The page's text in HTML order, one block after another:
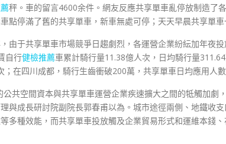
秤。車的留言4600余件。網友反應共享單車亂停放制造了
點停滿了舊的共享單車，新車無處可停；天天早晨共享單
由于共享單車市場競爭日趨劇烈，各運營企業紛紜加年夜
自行健檢推薦車累計騎行量11.38億人次，日均騎行量
；在四川成都，騎行生齒衝破200萬，共享單車日均應用人
公共空間資本與共享單車運營企業疾速擴大之間的牴觸加劇
與成長研討院副院長郭春甫以為。城市途徑兩側、地鐵收
多種效能，而共享單車投放觸及企業貿易形式和運維本錢